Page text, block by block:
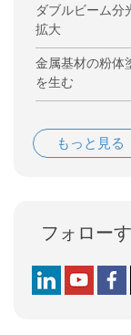
ダブルビーム分
拡大
金属基材の粉体
を生む
もっと見る
フォロー
Follow us on
Follow us